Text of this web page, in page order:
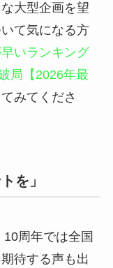
大型企画を望
て気になる方
いランキング
局【2026年最
みてくださ
を」
10周年では全国
待する声も出